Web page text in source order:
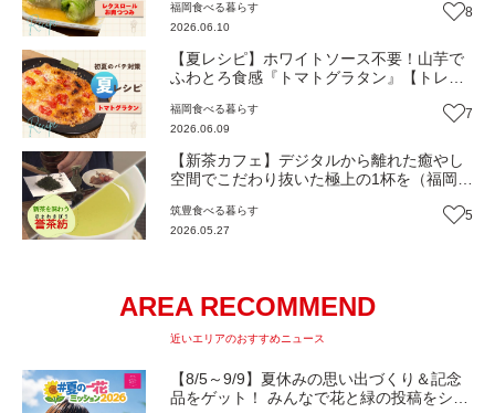
福岡食べる暮らす
2026.06.10
8
【夏レシピ】ホワイトソース不要！山芋で
ふわとろ食感『トマトグラタン』【トレン
福岡食べる暮らす
2026.06.09
7
【新茶カフェ】デジタルから離れた癒やし
空間でこだわり抜いた極上の1杯を（福岡・
筑豊食べる暮らす
2026.05.27
5
AREA RECOMMEND
近いエリアのおすすめニュース
【8/5～9/9】夏休みの思い出づくり＆記念
品をゲット！ みんなで花と緑の投稿をシェ